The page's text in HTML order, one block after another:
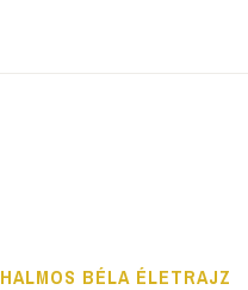
HALMOS BÉLA ÉLETRAJZ